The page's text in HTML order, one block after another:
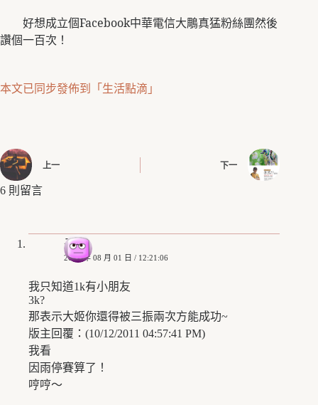
好想成立個Facebook中華電信大鵰真猛粉絲團然後
讚個一百次！
本文已同步發佈到「生活點滴」
上一 下一
6 則留言
子逸
2010 年 08 月 01 日 / 12:21:06
我只知道1k有小朋友
3k?
那表示大姬你還得被三振兩次方能成功~
版主回覆：(10/12/2011 04:57:41 PM)
我看
因雨停賽算了！
哼哼～